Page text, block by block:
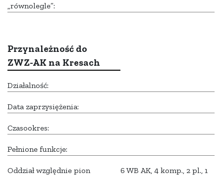
„równolegle”:
Przynależność do
ZWZ-AK na Kresach
Działalność:
Data zaprzysiężenia:
Czasookres:
Pełnione funkcje:
Oddział względnie pion
6 WB AK, 4 komp., 2 pl., 1